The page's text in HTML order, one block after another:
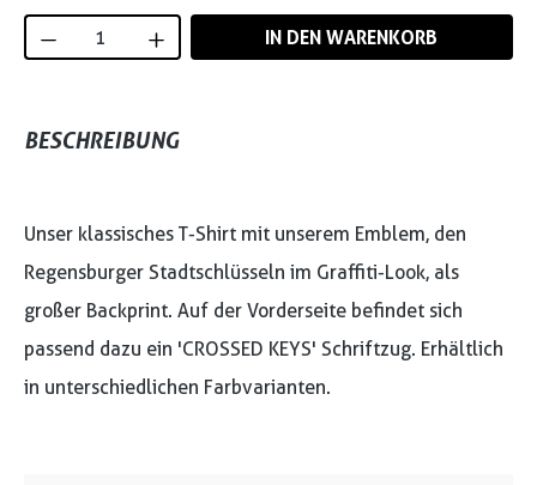
Produkt Anzahl: Gib den gewünschten
IN DEN WARENKORB
BESCHREIBUNG
Unser klassisches T-Shirt mit unserem Emblem, den
Regensburger Stadtschlüsseln im Graffiti-Look, als
großer Backprint. Auf der Vorderseite befindet sich
passend dazu ein 'CROSSED KEYS' Schriftzug. Erhältlich
in unterschiedlichen Farbvarianten.